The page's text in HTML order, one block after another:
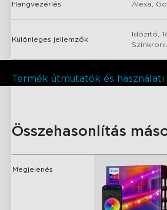
Hangvezérlés Alexa,
Különleges jellemzők
Időzítő,
Termék útmutatók és használati
Összehasonlítás
Megjelenés
close